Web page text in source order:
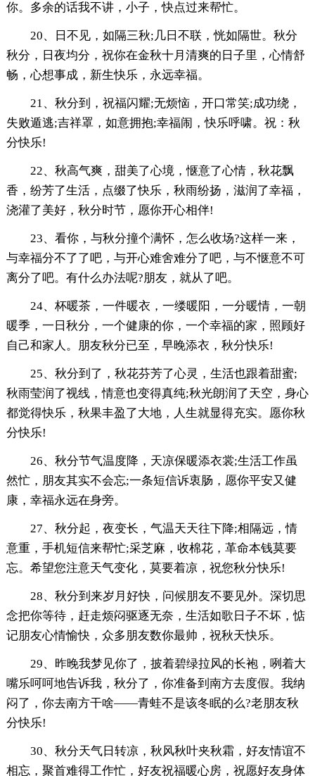
你。多余的话我不讲，小子，快点过来帮忙。
20、日不见，如隔三秋;几日不联，恍如隔世。秋分
秋分，日夜均分，祝你在金秋十月清爽的日子里，心情舒
畅，心想事成，新生快乐，永远幸福。
21、秋分到，祝福闪耀;无烦恼，开口常笑;成功绕，
失败遁逃;吉祥罩，如意拥抱;幸福闹，快乐呼啸。祝：秋
分快乐!
22、秋高气爽，甜美了心境，惬意了心情，秋花飘
香，纷芳了生活，点缀了快乐，秋雨纷扬，滋润了幸福，
浇灌了美好，秋分时节，愿你开心相伴!
23、看你，与秋分撞个满怀，怎么收场?这样一来，
与幸福分不了了吧，与开心难舍难分了吧，与不惬意不可
离分了吧。有什么办法呢?朋友，就从了吧。
24、杯暖茶，一件暖衣，一缕暖阳，一分暖情，一朝
暖季，一日秋分，一个健康的你，一个幸福的家，照顾好
自己和家人。朋友秋分已至，早晚添衣，秋分快乐!
25、秋分到了，秋花芬芳了心灵，生活也跟着甜蜜;
秋雨莹润了视线，情意也变得真纯;秋光朗润了天空，身心
都觉得快乐，秋果丰盈了大地，人生就显得充实。愿你秋
分快乐!
26、秋分节气温度降，天凉保暖添衣裳;生活工作虽
然忙，朋友其实不会忘;一条短信诉衷肠，愿你平安又健
康，幸福永远在身旁。
27、秋分起，夜变长，气温天天往下降;相隔远，情
意重，手机短信来帮忙;采芝麻，收棉花，革命本钱莫要
忘。希望您注意天气变化，莫要着凉，祝您秋分快乐!
28、秋分到来岁月好快，问候朋友不要见外。深切思
念把你等待，赶走烦闷驱逐无奈，生活如歌日子不坏，惦
记朋友心情愉快，众多朋友数你最帅，祝秋天快乐。
29、昨晚我梦见你了，披着碧绿拉风的长袍，咧着大
嘴乐呵呵地告诉我，秋分了，你准备到南方去度假。我纳
闷了，你去南方干啥——青蛙不是该冬眠的么?老朋友秋
分快乐!
30、秋分天气日转凉，秋风秋叶夹秋霜，好友情谊不
相忘，聚首难得工作忙，好友祝福暖心房，祝愿好友身体